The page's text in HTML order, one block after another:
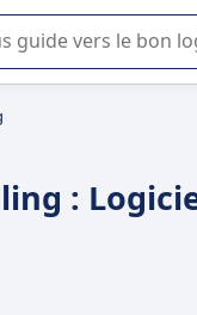
ou la sélection de
: